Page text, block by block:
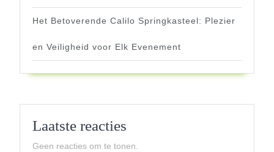
Het Betoverende Calilo Springkasteel: Plezier
en Veiligheid voor Elk Evenement
Laatste reacties
Geen reacties om te tonen.